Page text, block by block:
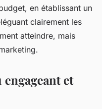
en établissant un
clairement les
atteindre, mais
et